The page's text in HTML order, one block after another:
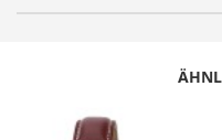
Artikelnummer